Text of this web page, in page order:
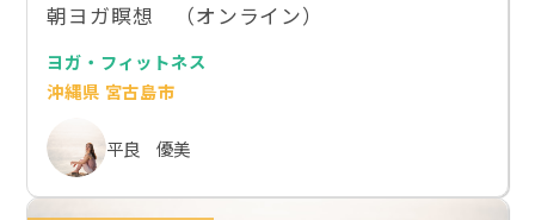
朝ヨガ瞑想 （オンライン）
ヨガ・フィットネス
沖縄県 宮古島市
平良 優美